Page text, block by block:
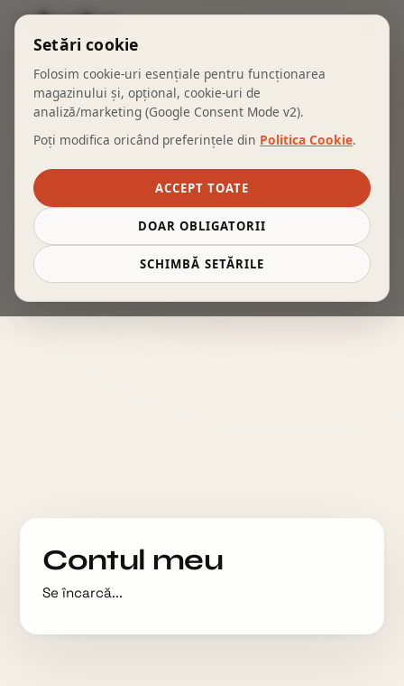
Setări cookie
Folosim cookie-uri esențiale pentru funcționarea
magazinului și, opțional, cookie-uri de
analiză/marketing (Google Consent Mode v2).
Poți modifica oricând preferințele din Politica Cookie.
ACCEPT TOATE
DOAR OBLIGATORII
SCHIMBĂ SETĂRILE
Contul meu
Se încarcă...